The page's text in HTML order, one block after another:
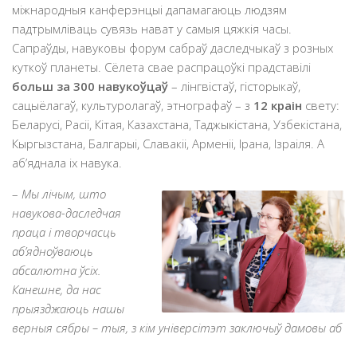
міжнародныя канферэнцыі дапамагаюць людзям
падтрымліваць сувязь нават у самыя цяжкія часы.
Сапраўды, навуковы форум сабраў даследчыкаў з розных
куткоў планеты. Сёлета свае распрацоўкі прадставілі
больш за 300 навукоўцаў – лінгвістаў, гісторыкаў,
сацыёлагаў, культуролагаў, этнографаў – з 12 краін свету:
Беларусі, Расіі, Кітая, Казахстана, Таджыкістана, Узбекістана,
Кыргызстана, Балгарыі, Славакіі, Арменіі, Ірана, Ізраіля. А
аб’яднала іх навука.
– Мы лічым, што
навукова-даследчая
праца і творчасць
аб’ядноўваюць
абсалютна ўсіх.
Канешне, да нас
прыязджаюць нашы
верныя сябры – тыя, з кім універсітэт заключыў дамовы аб